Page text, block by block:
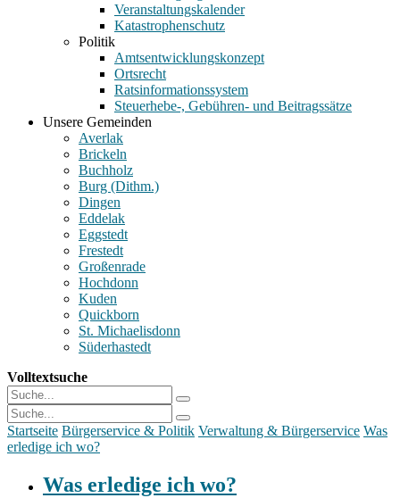
Veranstaltungskalender
Katastrophenschutz
Politik
Amtsentwicklungskonzept
Ortsrecht
Ratsinformationssystem
Steuerhebe-, Gebühren- und Beitragssätze
Unsere Gemeinden
Averlak
Brickeln
Buchholz
Burg (Dithm.)
Dingen
Eddelak
Eggstedt
Frestedt
Großenrade
Hochdonn
Kuden
Quickborn
St. Michaelisdonn
Süderhastedt
Volltextsuche
Startseite Bürgerservice & Politik Verwaltung & Bürgerservice Was
erledige ich wo?
Was erledige ich wo?